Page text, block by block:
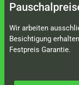
Wir arbeiten
Besichtigung
Festpreis Garantie.